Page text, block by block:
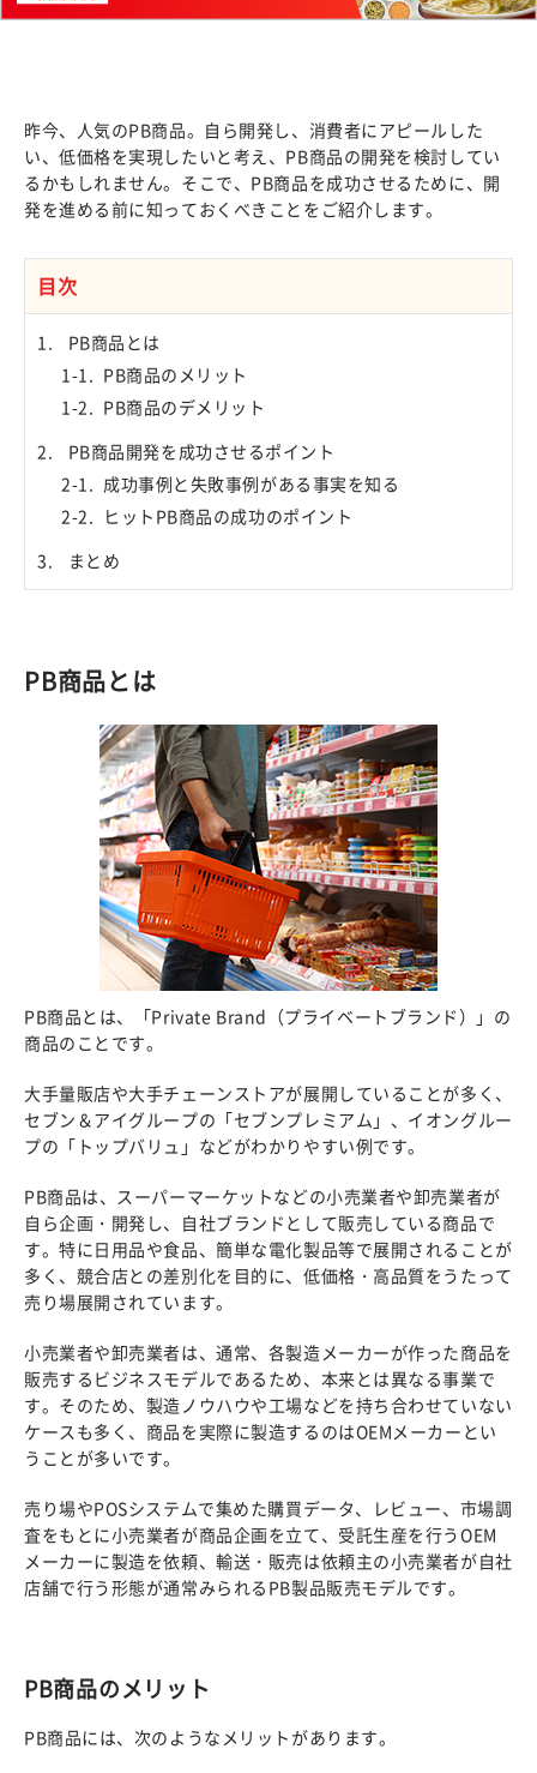
昨今、人気のPB商品。自ら開発し、消費者にアピールした
い、低価格を実現したいと考え、PB商品の開発を検討してい
るかもしれません。そこで、PB商品を成功させるために、開
発を進める前に知っておくべきことをご紹介します。
目次
PB商品とは
PB商品のメリット
PB商品のデメリット
PB商品開発を成功させるポイント
成功事例と失敗事例がある事実を知る
ヒットPB商品の成功のポイント
まとめ
PB商品とは
PB商品とは、「Private Brand（プライベートブランド）」の
商品のことです。
大手量販店や大手チェーンストアが展開していることが多く、
セブン＆アイグループの「セブンプレミアム」、イオングルー
プの「トップバリュ」などがわかりやすい例です。
PB商品は、スーパーマーケットなどの小売業者や卸売業者が
自ら企画・開発し、自社ブランドとして販売している商品で
す。特に日用品や食品、簡単な電化製品等で展開されることが
多く、競合店との差別化を目的に、低価格・高品質をうたって
売り場展開されています。
小売業者や卸売業者は、通常、各製造メーカーが作った商品を
販売するビジネスモデルであるため、本来とは異なる事業で
す。そのため、製造ノウハウや工場などを持ち合わせていない
ケースも多く、商品を実際に製造するのはOEMメーカーとい
うことが多いです。
売り場やPOSシステムで集めた購買データ、レビュー、市場調
査をもとに小売業者が商品企画を立て、受託生産を行うOEM
メーカーに製造を依頼、輸送・販売は依頼主の小売業者が自社
店舗で行う形態が通常みられるPB製品販売モデルです。
PB商品のメリット
PB商品には、次のようなメリットがあります。